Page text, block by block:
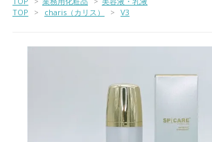
TOP
> charis（カリス） > V3